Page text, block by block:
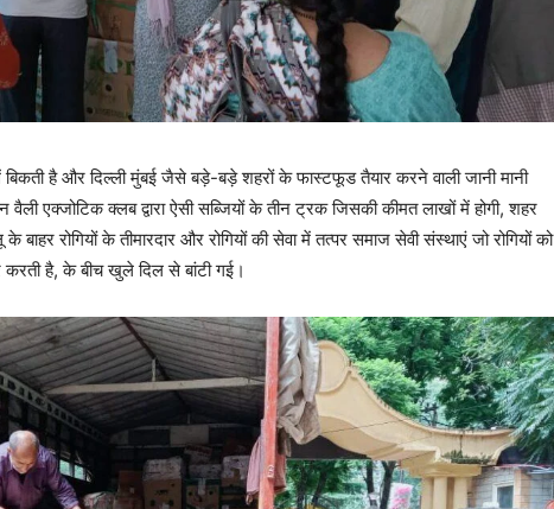
बिकती है और दिल्ली मुंबई जैसे बड़े-बड़े शहरों के फास्टफूड तैयार करने वाली जानी मानी
वैली एक्जोटिक क्लब द्वारा ऐसी सब्जियों के तीन ट्रक जिसकी कीमत लाखों में होगी, शहर
रोगियों के तीमारदार और रोगियों की सेवा में तत्पर समाज सेवी संस्थाएं जो रोगियों को
करती है, के बीच खुले दिल से बांटी गई।